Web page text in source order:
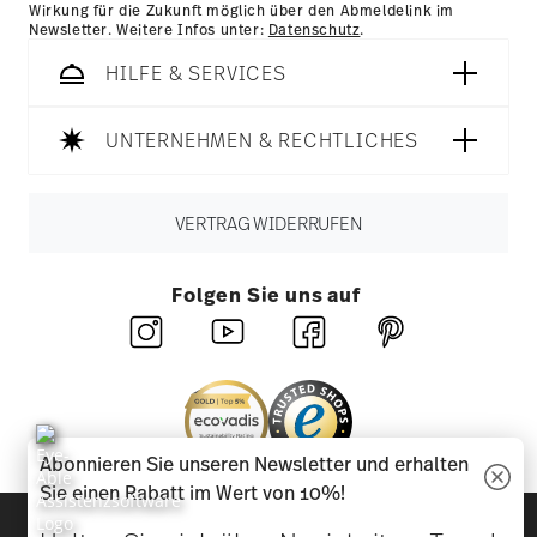
Wirkung für die Zukunft möglich über den Abmeldelink im
Newsletter. Weitere Infos unter: Datenschutz.
HILFE & SERVICES
UNTERNEHMEN & RECHTLICHES
VERTRAG WIDERRUFEN
Folgen Sie uns auf
Entdecken Sie unsere Marken
Abonnieren Sie unseren Newsletter und erhalten
Sie einen Rabatt im Wert von 10%!